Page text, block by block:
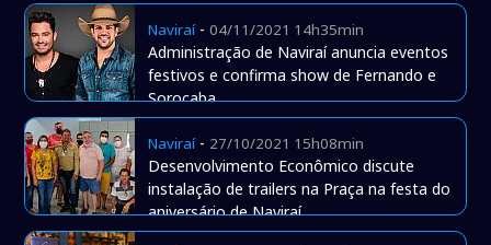
Naviraí-04/11/2021 14h35min
Administração de Naviraí anuncia eventos
festivos e confirma show de Fernando e
Sorocaba
Naviraí- 27/10/2021 15h08min
Desenvolvimento Econômico discute
instalação de trailers na Praça na festa do
aniversário de Naviraí